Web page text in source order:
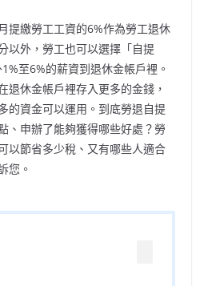
提繳勞工工資的6%作為勞工退休
以外，勞工也可以選擇「自提
至6%的薪資到退休金帳戶裡。
退休金帳戶裡存入更多的金錢，
的資金可以運用。到底勞退自提
、申辦了能夠獲得哪些好處？勞
以節省多少稅、又有哪些人適合
您。